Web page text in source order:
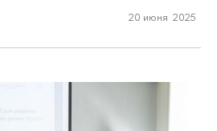
20 июня 2025